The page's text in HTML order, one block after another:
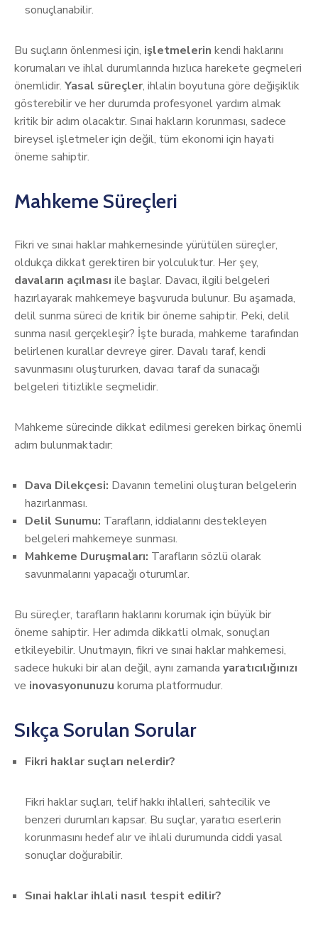
sonuçlanabilir.
Bu suçların önlenmesi için, işletmelerin kendi haklarını
korumaları ve ihlal durumlarında hızlıca harekete geçmeleri
önemlidir. Yasal süreçler, ihlalin boyutuna göre değişiklik
gösterebilir ve her durumda profesyonel yardım almak
kritik bir adım olacaktır. Sınai hakların korunması, sadece
bireysel işletmeler için değil, tüm ekonomi için hayati
öneme sahiptir.
Mahkeme Süreçleri
Fikri ve sınai haklar mahkemesinde yürütülen süreçler,
oldukça dikkat gerektiren bir yolculuktur. Her şey,
davaların açılması ile başlar. Davacı, ilgili belgeleri
hazırlayarak mahkemeye başvuruda bulunur. Bu aşamada,
delil sunma süreci de kritik bir öneme sahiptir. Peki, delil
sunma nasıl gerçekleşir? İşte burada, mahkeme tarafından
belirlenen kurallar devreye girer. Davalı taraf, kendi
savunmasını oluştururken, davacı taraf da sunacağı
belgeleri titizlikle seçmelidir.
Mahkeme sürecinde dikkat edilmesi gereken birkaç önemli
adım bulunmaktadır:
Dava Dilekçesi: Davanın temelini oluşturan belgelerin
hazırlanması.
Delil Sunumu: Tarafların, iddialarını destekleyen
belgeleri mahkemeye sunması.
Mahkeme Duruşmaları: Tarafların sözlü olarak
savunmalarını yapacağı oturumlar.
Bu süreçler, tarafların haklarını korumak için büyük bir
öneme sahiptir. Her adımda dikkatli olmak, sonuçları
etkileyebilir. Unutmayın, fikri ve sınai haklar mahkemesi,
sadece hukuki bir alan değil, aynı zamanda yaratıcılığınızı
ve inovasyonunuzu koruma platformudur.
Sıkça Sorulan Sorular
Fikri haklar suçları nelerdir?
Fikri haklar suçları, telif hakkı ihlalleri, sahtecilik ve
benzeri durumları kapsar. Bu suçlar, yaratıcı eserlerin
korunmasını hedef alır ve ihlali durumunda ciddi yasal
sonuçlar doğurabilir.
Sınai haklar ihlali nasıl tespit edilir?